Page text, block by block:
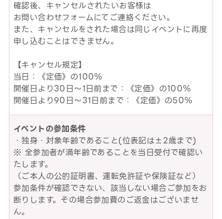
確認後、キャンセルされたいお客様は
お問い合わせフォームにてご連絡ください。
また、キャンセルをされた場合は同じイベントに再度
申し込むことはできません。
【キャンセル規定】
当日：《定価》の100％
開催日より30日～1日前まで：《定価》の100％
開催日より90日～31日前まで：《定価》の50％
イベントの参加条件
・独身・対象年齢であること(位表記は±2歳まで)
※ 全参加者が満年齢であることを当日受付で確認い
たします。
（ご本人の公的証明書、運転免許証や保険証など）
参加条件が確認できない、該当しない場合ご参加をお
断りします。その場合参加費のご返金はございませ
ん。